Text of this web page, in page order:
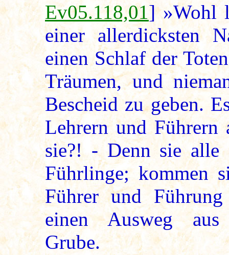
Ev05.118,01] »Wohl
einer allerdicksten
einen Schlaf der
Träumen, und
Bescheid zu geben.
Lehrern und
sie?! - Denn sie alle
Führlinge; kommen
Führer und
einen Ausweg aus
Grube.